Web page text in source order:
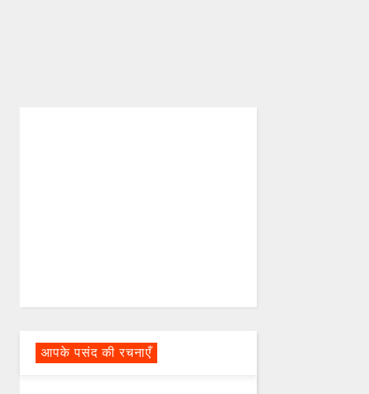
आपके पसंद की रचनाएँ